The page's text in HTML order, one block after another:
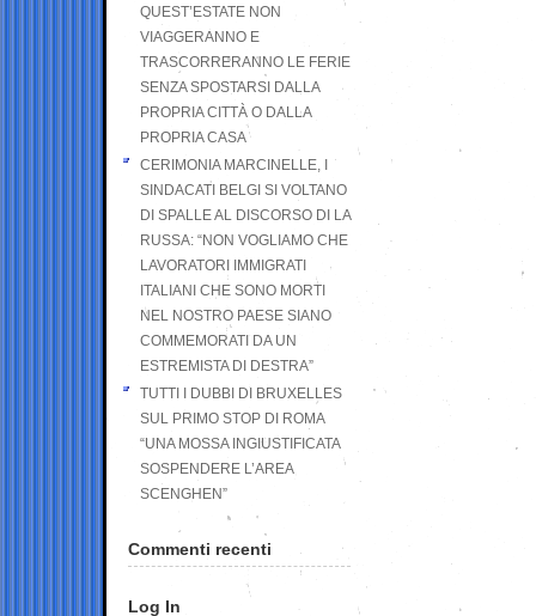
QUEST’ESTATE NON
VIAGGERANNO E
TRASCORRERANNO LE FERIE
SENZA SPOSTARSI DALLA
PROPRIA CITTÀ O DALLA
PROPRIA CASA
CERIMONIA MARCINELLE, I
SINDACATI BELGI SI VOLTANO
DI SPALLE AL DISCORSO DI LA
RUSSA: “NON VOGLIAMO CHE
LAVORATORI IMMIGRATI
ITALIANI CHE SONO MORTI
NEL NOSTRO PAESE SIANO
COMMEMORATI DA UN
ESTREMISTA DI DESTRA”
TUTTI I DUBBI DI BRUXELLES
SUL PRIMO STOP DI ROMA
“UNA MOSSA INGIUSTIFICATA
SOSPENDERE L’AREA
SCENGHEN”
Commenti recenti
Log In